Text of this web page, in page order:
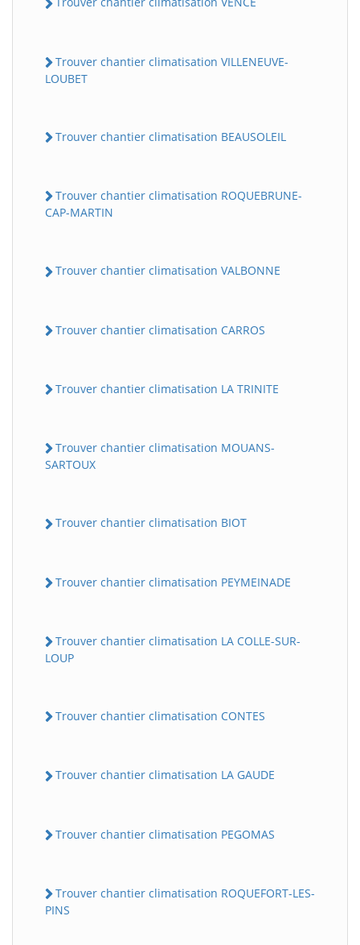
Trouver chantier climatisation VILLENEUVE-
LOUBET
Trouver chantier climatisation BEAUSOLEIL
Trouver chantier climatisation ROQUEBRUNE-
CAP-MARTIN
Trouver chantier climatisation VALBONNE
Trouver chantier climatisation CARROS
Trouver chantier climatisation LA TRINITE
Trouver chantier climatisation MOUANS-
SARTOUX
Trouver chantier climatisation BIOT
Trouver chantier climatisation PEYMEINADE
Trouver chantier climatisation LA COLLE-SUR-
LOUP
Trouver chantier climatisation CONTES
Trouver chantier climatisation LA GAUDE
Trouver chantier climatisation PEGOMAS
Trouver chantier climatisation ROQUEFORT-LES-
PINS